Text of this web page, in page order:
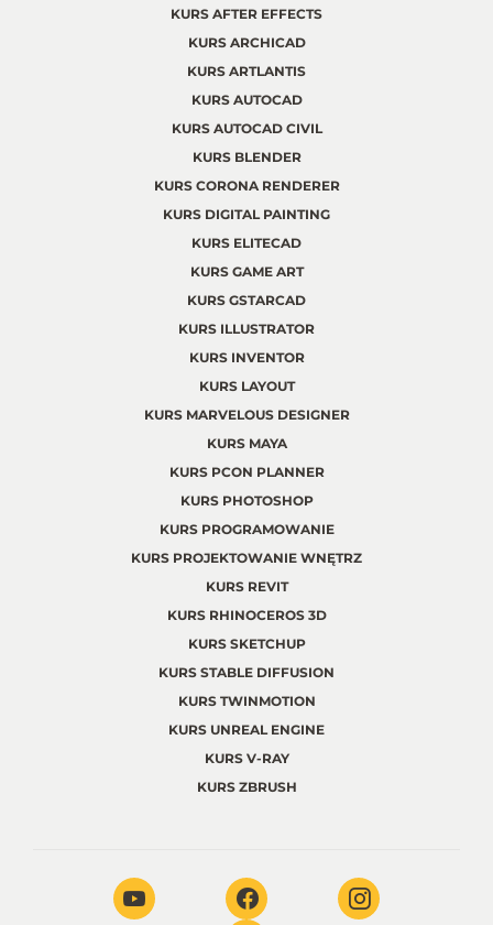
KURS AFTER EFFECTS
KURS ARCHICAD
KURS ARTLANTIS
KURS AUTOCAD
KURS AUTOCAD CIVIL
KURS BLENDER
KURS CORONA RENDERER
KURS DIGITAL PAINTING
KURS ELITECAD
KURS GAME ART
KURS GSTARCAD
KURS ILLUSTRATOR
KURS INVENTOR
KURS LAYOUT
KURS MARVELOUS DESIGNER
KURS MAYA
KURS PCON PLANNER
KURS PHOTOSHOP
KURS PROGRAMOWANIE
KURS PROJEKTOWANIE WNĘTRZ
KURS REVIT
KURS RHINOCEROS 3D
KURS SKETCHUP
KURS STABLE DIFFUSION
KURS TWINMOTION
KURS UNREAL ENGINE
KURS V-RAY
KURS ZBRUSH